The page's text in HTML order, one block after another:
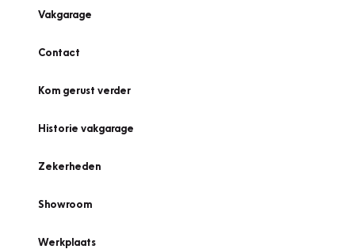
Vakgarage
Contact
Kom gerust verder
Historie vakgarage
Zekerheden
Showroom
Werkplaats